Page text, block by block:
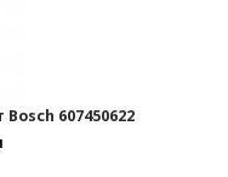
607450622